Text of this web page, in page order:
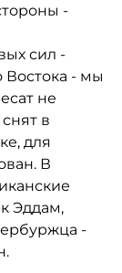
-
сил -
Востока - мы
не
в
для
В
Эддам,
-